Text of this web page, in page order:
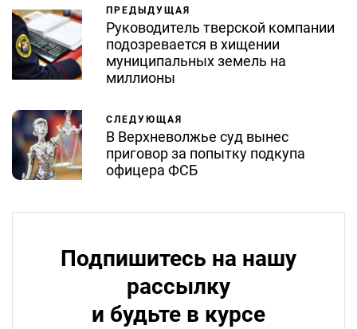
ПРЕДЫДУЩАЯ
Руководитель тверской компании
подозревается в хищении
муниципальных земель на
миллионы
СЛЕДУЮЩАЯ
В Верхневолжье суд вынес
приговор за попытку подкупа
офицера ФСБ
Подпишитесь на нашу
рассылку
и будьте в курсе